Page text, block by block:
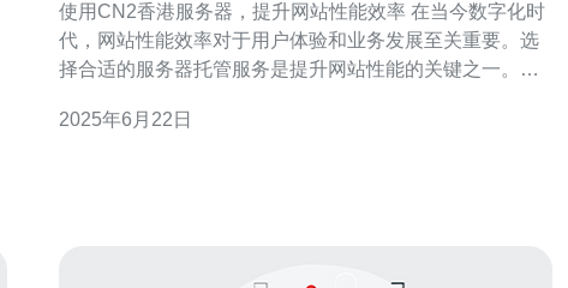
使用CN2香港服务器，提升网站性能效率 在当今数字化时
代，网站性能效率对于用户体验和业务发展至关重要。选
择合适的服务器托管服务是提升网站性能的关键之一。
度，成为许多网站运营者的首选。本文将介绍如何使用
2025年6月22日